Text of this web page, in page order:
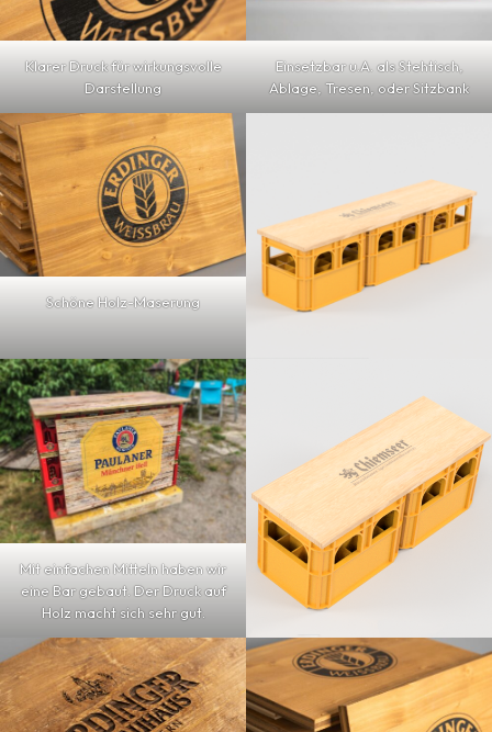
Klarer Druck für wirkungsvolle
Darstellung
Einsetzbar u.A. als Stehtisch,
Ablage, Tresen, oder Sitzbank
Schöne Holz-Maserung
Mit einfachen Mitteln haben wir
eine Bar gebaut. Der Druck auf
Holz macht sich sehr gut.